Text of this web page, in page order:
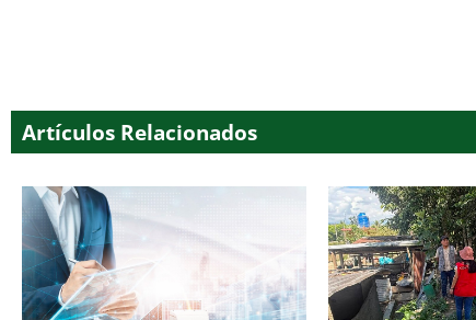
Artículos Relacionados